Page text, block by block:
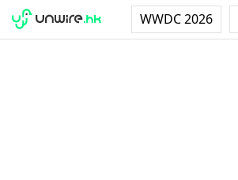
WWDC 2026